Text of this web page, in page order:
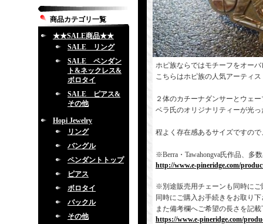
商品カテゴリ一覧
★★SALE商品★★
SALE リング
SALE ペンダン
ト&ネックレス&
ボロタイ
SALE ピアス&
その他
Hopi Jewelry
リング
バングル
ペンダントトップ
ピアス
ボロタイ
バックル
その他
ホピ族ならではモチーフをオー
こちらはホピ族の人気アーティ
２体のカチーナダンサーとウェ
ベラ氏のオリジナリティーが光
程よく存在感あるサイズですの
※Berra・Tawahongva氏作品、多
http://www.e-pineridge.com/
※別途販売用チェーンも同時に
同時にご購入お手続きをお取り
また備考欄へご希望の長さを記
https://www.e-pineridge.com/